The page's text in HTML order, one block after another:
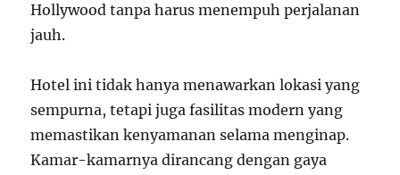
Hollywood tanpa harus menempuh perjalanan
jauh.
Hotel ini tidak hanya menawarkan lokasi yang
sempurna, tetapi juga fasilitas modern yang
memastikan kenyamanan selama menginap.
Kamar-kamarnya dirancang dengan gaya